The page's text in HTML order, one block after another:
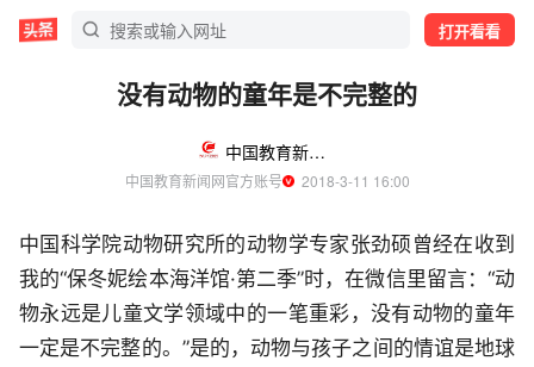
打开看看
没有动物的童年是不完整的
中国教育新闻网
中国教育新闻网官方账号
  2018-3-11 16:00
中国科学院动物研究所的动物学专家张劲硕曾经在收到
我的“保冬妮绘本海洋馆·第二季”时，在微信里留言：“动
物永远是儿童文学领域中的一笔重彩，没有动物的童年
一定是不完整的。”是的，动物与孩子之间的情谊是地球